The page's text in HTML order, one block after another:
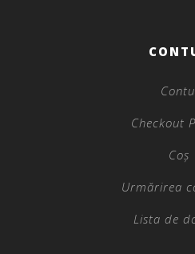
Checkout
Coș
Urmărirea
Lista de